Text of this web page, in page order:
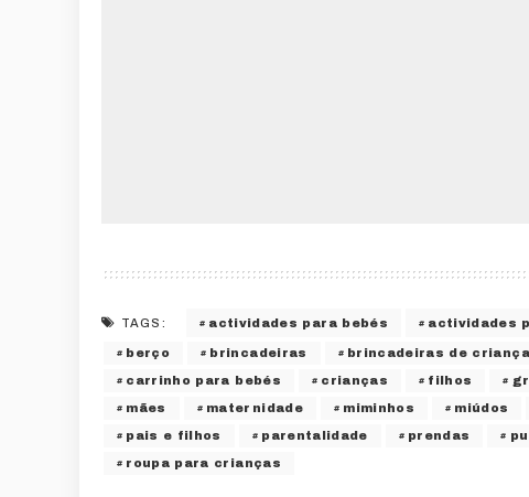
TAGS: actividades para bebés actividades
berço brincadeiras brincadeiras de
carrinho para bebés crianças filhos
mães maternidade miminhos miúdos
pais e filhos parentalidade prendas
roupa para crianças